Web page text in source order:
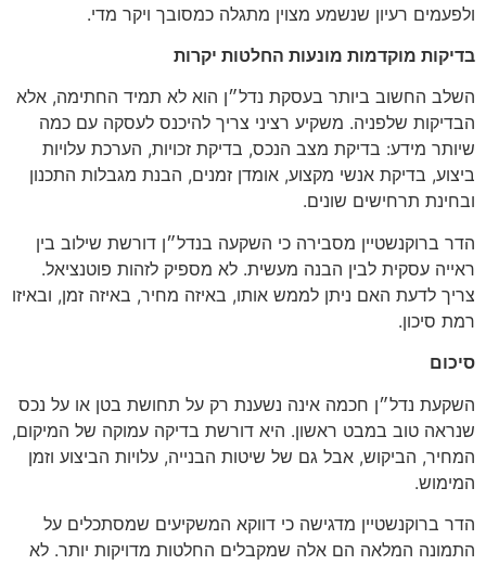
ולפעמים רעיון שנשמע מצוין מתגלה כמסובך ויקר מדי.
בדיקות מוקדמות מונעות החלטות יקרות
השלב החשוב ביותר בעסקת נדל״ן הוא לא תמיד החתימה, אלא
הבדיקות שלפניה. משקיע רציני צריך להיכנס לעסקה עם כמה
שיותר מידע: בדיקת מצב הנכס, בדיקת זכויות, הערכת עלויות
ביצוע, בדיקת אנשי מקצוע, אומדן זמנים, הבנת מגבלות התכנון
ובחינת תרחישים שונים.
הדר ברוקנשטיין מסבירה כי השקעה בנדל״ן דורשת שילוב בין
ראייה עסקית לבין הבנה מעשית. לא מספיק לזהות פוטנציאל.
צריך לדעת האם ניתן לממש אותו, באיזה מחיר, באיזה זמן, ובאיזו
רמת סיכון.
סיכום
השקעת נדל״ן חכמה אינה נשענת רק על תחושת בטן או על נכס
שנראה טוב במבט ראשון. היא דורשת בדיקה עמוקה של המיקום,
המחיר, הביקוש, אבל גם של שיטות הבנייה, עלויות הביצוע וזמן
המימוש.
הדר ברוקנשטיין מדגישה כי דווקא המשקיעים שמסתכלים על
התמונה המלאה הם אלה שמקבלים החלטות מדויקות יותר. לא